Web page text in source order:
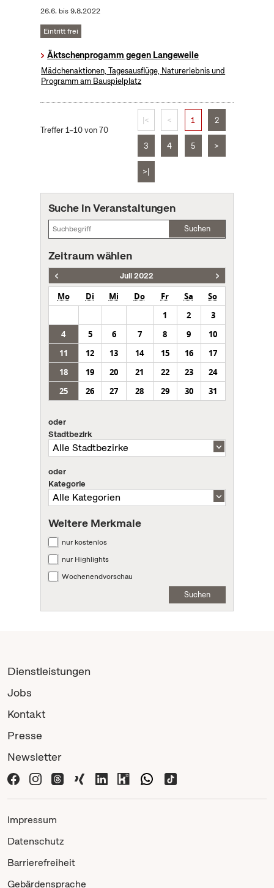
26.6. bis9.8.2022
Eintritt frei
Äktschenprogamm gegen Langeweile
Mädchenaktionen, Tagesausflüge, Naturerlebnis und
Programm am Bauspielplatz
Treffer 1–10 von 70
|< < 1 2
3 4 5 >
>|
Suche in Veranstaltungen
Suchen
Zeitraum wählen
Juli 2022
Mo Di Mi Do Fr Sa
So
1
2
3
4
5 6 7 8 9
10
11
12 13 14 15 16
17
18
19 20 21 22 23
24
25
26 27 28 29 30 31
oder
Stadtbezirk
oder
Kategorie
Weitere Merkmale
nur kostenlos
nur Highlights
Wochenendvorschau
Suchen
Dienstleistungen
Jobs
Kontakt
Presse
Newsletter
Impressum
Datenschutz
Barrierefreiheit
Gebärdensprache